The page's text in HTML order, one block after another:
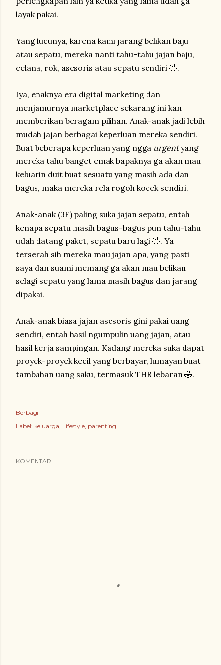
layak pakai.
Yang lucunya, karena kami jarang belikan baju
atau sepatu, mereka nanti tahu-tahu jajan baju,
celana, rok, asesoris atau sepatu sendiri 🤣.
Iya, enaknya era digital marketing dan
menjamurnya marketplace sekarang ini kan
memberikan beragam pilihan. Anak-anak jadi lebih
mudah jajan berbagai keperluan mereka sendiri.
Buat beberapa keperluan yang ngga urgentyang
mereka tahu banget emak bapaknya ga akan mau
keluarin duit buat sesuatu yang masih ada dan
bagus, maka mereka rela rogoh kocek sendiri.
Anak-anak (3F) paling suka jajan sepatu, entah
kenapa sepatu masih bagus-bagus pun tahu-tahu
udah datang paket, sepatu baru lagi 🤣. Ya
terserah sih mereka mau jajan apa, yang pasti
saya dan suami memang ga akan mau belikan
selagi sepatu yang lama masih bagus dan jarang
dipakai.
Anak-anak biasa jajan asesoris gini pakai uang
sendiri, entah hasil ngumpulin uang jajan, atau
hasil kerja sampingan. Kadang mereka suka dapat
proyek-proyek kecil yang berbayar, lumayan buat
tambahan uang saku, termasuk THR lebaran 🤣.
Berbagi
Label: keluarga Lifestyle parenting
KOMENTAR